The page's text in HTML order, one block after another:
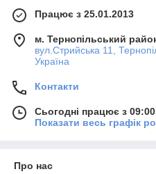
Працює з 25.01.2013
м. Тернопільський
вул.Стрийська 11,
Україна
Контакти
Сьогодні працює з
Показати весь графік
Про нас